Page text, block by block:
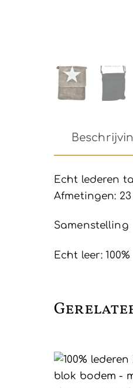
Echt lederen
Afmetingen: 23
Samenstelling
Echt leer: 100%